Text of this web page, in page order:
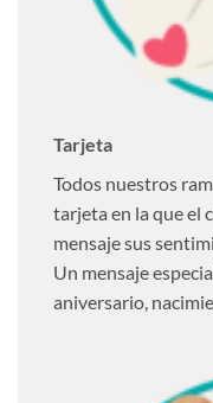
Tarjeta
Todos nuestros
tarjeta en la que el
mensaje sus
Un mensaje
aniversario,